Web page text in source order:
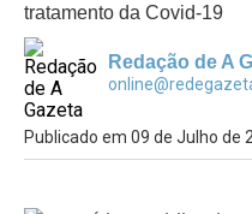
tratamento da Covid-19
Redação de A
Publicado em 09 de Julho de